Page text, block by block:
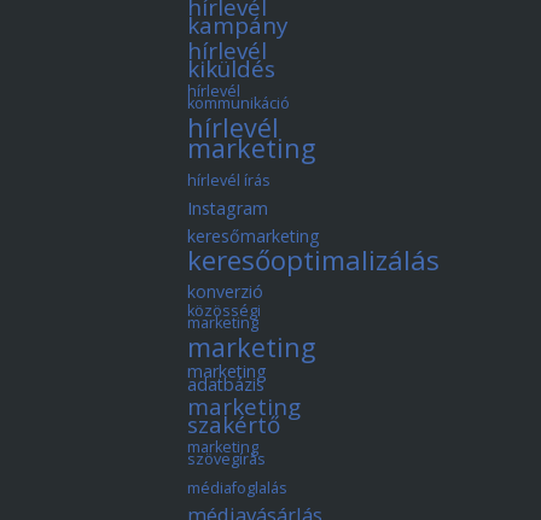
hírlevél
kampány
hírlevél
kiküldés
hírlevél
kommunikáció
hírlevél
marketing
hírlevél írás
Instagram
keresőmarketing
keresőoptimalizálás
konverzió
közösségi
marketing
marketing
marketing
adatbázis
marketing
szakértő
marketing
szövegírás
médiafoglalás